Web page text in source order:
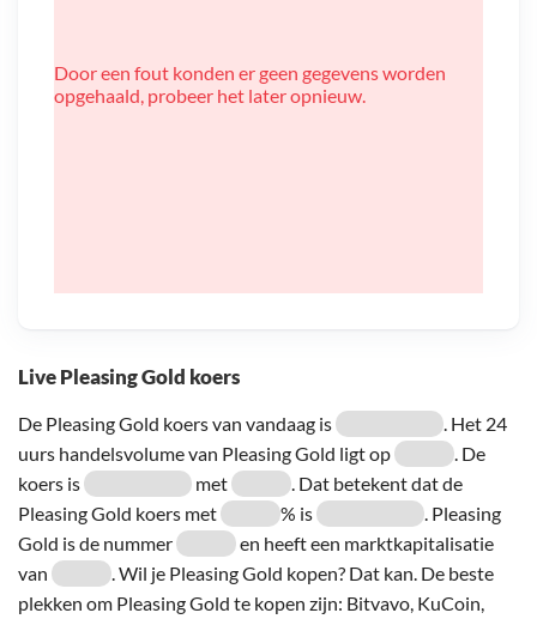
Live Pleasing Gold koers
De Pleasing Gold koers van vandaag is
. Het 24
uurs handelsvolume van Pleasing Gold ligt op
. De
koers is
met
. Dat betekent dat de
Pleasing Gold koers met
% is
. Pleasing
Gold is de nummer
en heeft een marktkapitalisatie
van
. Wil je Pleasing Gold kopen? Dat kan. De beste
plekken om Pleasing Gold te kopen zijn: Bitvavo, KuCoin,
Door een fout konden er geen gegevens worden
opgehaald, probeer het later opnieuw.